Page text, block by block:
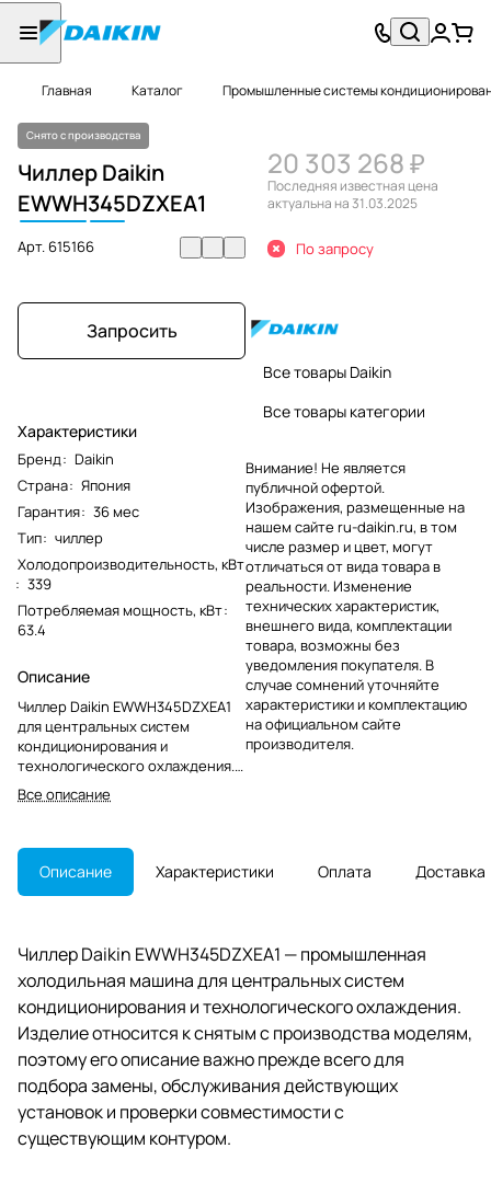
Главная Каталог Промышленные системы
Снято с производства
Чиллер Daikin
EWWH345DZXEA1
Арт.615166
Запросить
Характеристики
Бренд: Daikin
Страна: Япония
Гарантия: 36 мес
Тип: чиллер
Холодопроизводительность, кВт
: 339
Потребляемая мощность, кВт:
63.4
Описание
Чиллер Daikin EWWH345DZXEA1
для центральных систем
кондиционирования и
технологического охлаждения.
Модель снята с производства и
актуальна для обслуживания и
Все описание
20 303 268 ₽
Последняя известная цена
актуальна на 31.03.2025
По запросу
Все товары Daikin
Все товары категории
Внимание! Не является
публичной офертой.
Изображения, размещенные на
нашем сайте ru-daikin.ru, в том
числе размер и цвет, могут
отличаться от вида товара в
реальности. Изменение
технических характеристик,
внешнего вида, комплектации
товара, возможны без
уведомления покупателя. В
случае сомнений уточняйте
характеристики и комплектацию
на официальном сайте
производителя.
Описание Характеристики Оплата Доставка
Чиллер Daikin EWWH345DZXEA1 — промышленная
холодильная машина для центральных систем
кондиционирования и технологического охлаждения.
Изделие относится к снятым с производства моделям,
поэтому его описание важно прежде всего для
подбора замены, обслуживания действующих
установок и проверки совместимости с
существующим контуром.